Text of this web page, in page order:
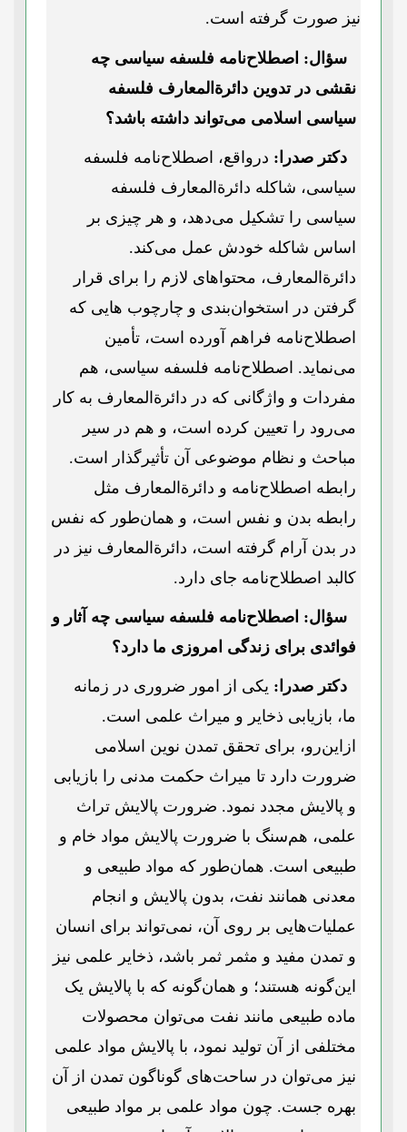
نیز صورت گرفته است.
سؤال: اصطلاح‌نامه فلسفه سیاسی چه
نقشی در تدوین دائرة‌المعارف فلسفه
سیاسی اسلامی می‌تواند داشته باشد؟
دکتر صدرا: درواقع، اصطلاح‌نامه فلسفه
سیاسی، شاکله دائرة‌المعارف فلسفه
سیاسی را تشکیل می‌دهد، و هر چیزی بر
اساس شاکله خودش عمل می‌کند.
دائرة‌المعارف، محتواهای لازم را برای قرار
گرفتن در استخوان‌بندی و چارچوب هایی که
اصطلاح‌نامه فراهم آورده است، تأمین
می‌نماید. اصطلاح‌نامه فلسفه سیاسی، هم
مفردات و واژگانی که در دائرة‌المعارف به کار
می‌رود را تعیین کرده است، و هم در سیر
مباحث و نظام موضوعی آن تأثیرگذار است.
رابطه اصطلاح‌نامه و دائرة‌المعارف مثل
رابطه بدن و نفس است، و همان‌طور که نفس
در بدن آرام گرفته است، دائرة‌المعارف نیز در
کالبد اصطلاح‌نامه جای دارد.
سؤال: اصطلاح‌نامه فلسفه سیاسی چه آثار و
فوائدی برای زندگی امروزی ما دارد؟
دکتر صدرا: یکی از امور ضروری در زمانه
ما، بازیابی ذخایر و میراث علمی است.
ازاین‌رو، برای تحقق تمدن نوین اسلامی
ضرورت دارد تا میراث حکمت مدنی را بازیابی
و پالایش مجدد نمود. ضرورت پالایش تراث
علمی، هم‌سنگ با ضرورت پالایش مواد خام و
طبیعی است. همان‌طور که مواد طبیعی و
معدنی همانند نفت، بدون پالایش و انجام
عملیات‌هایی بر روی آن، نمی‌تواند برای انسان
و تمدن مفید و مثمر ثمر باشد، ذخایر علمی نیز
این‌گونه هستند؛ و همان‌گونه که با پالایش یک
ماده طبیعی مانند نفت می‌توان محصولات
مختلفی از آن تولید نمود، با پالایش مواد علمی
نیز می‌توان در ساحت‌های گوناگون تمدن از آن
بهره جست. چون مواد علمی بر مواد طبیعی